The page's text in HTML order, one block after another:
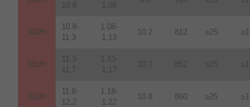
10.8
1.08
30UH
10.8-
11.3
1.08-
1.13
10.2 812 ≥25
33UH
11.3-
11.7
1.13-
1.17
10.7 852 ≥25
35UH
11.8-
12.2
1.18-
1.22
10.8 860 ≥25